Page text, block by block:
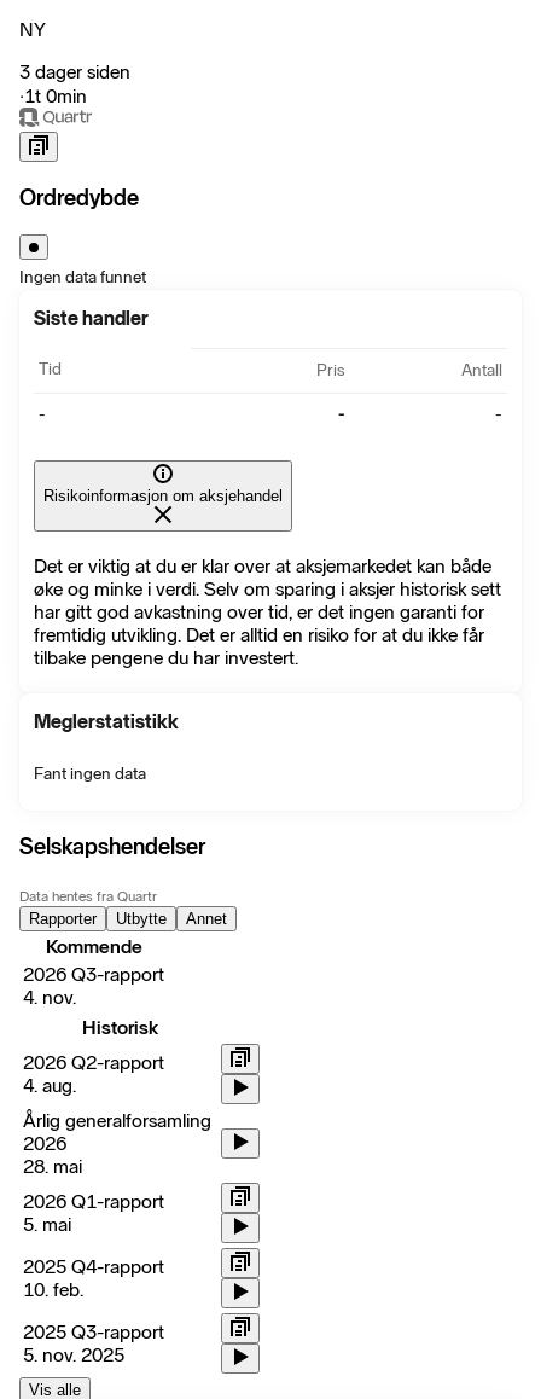
NY
3 dager siden
‧1t 0min
Ordredybde
Ingen data funnet
Siste handler
Tid Pris Antall
- - -
Risikoinformasjon om aksjehandel
Det er viktig at du er klar over at aksjemarkedet kan både
øke og minke i verdi. Selv om sparing i aksjer historisk sett
har gitt god avkastning over tid, er det ingen garanti for
fremtidig utvikling. Det er alltid en risiko for at du ikke får
tilbake pengene du har investert.
Meglerstatistikk
Fant ingen data
Selskapshendelser
Data hentes fra Quartr
Rapporter Utbytte Annet
Kommende
2026 Q3-rapport
4. nov.
Historisk
2026 Q2-rapport
4. aug.
Årlig generalforsamling
2026
28. mai
2026 Q1-rapport
5. mai
2025 Q4-rapport
10. feb.
2025 Q3-rapport
5. nov. 2025
Vis alle